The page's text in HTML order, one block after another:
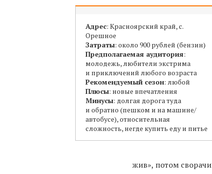
Адрес: Красноярский край, с.
Орешное
Затраты: около 900 рублей (бензин)
Предполагаемая аудитория:
молодежь, любители экстрима
и приключений любого возраста
Рекомендуемый сезон: любой
Плюсы: новые впечатления
Минусы: долгая дорога туда
и обратно (пешком и на машине/
автобусе), относительная
сложность, негде купить еду и питье
жив», потом